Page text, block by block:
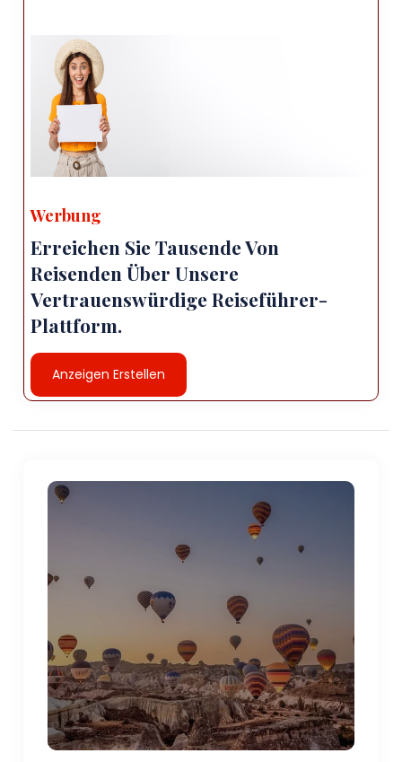
Werbung
Erreichen Sie Tausende Von
Reisenden Über Unsere
Vertrauenswürdige Reiseführer-
Plattform.
Anzeigen Erstellen